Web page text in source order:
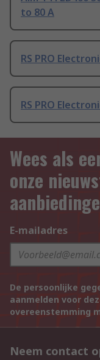
to 80 A
RS PRO
RS PRO
Wees als
onze
E-mailadres
De persoonlijke
aanmelden voor
overeenstemming
Neem contact